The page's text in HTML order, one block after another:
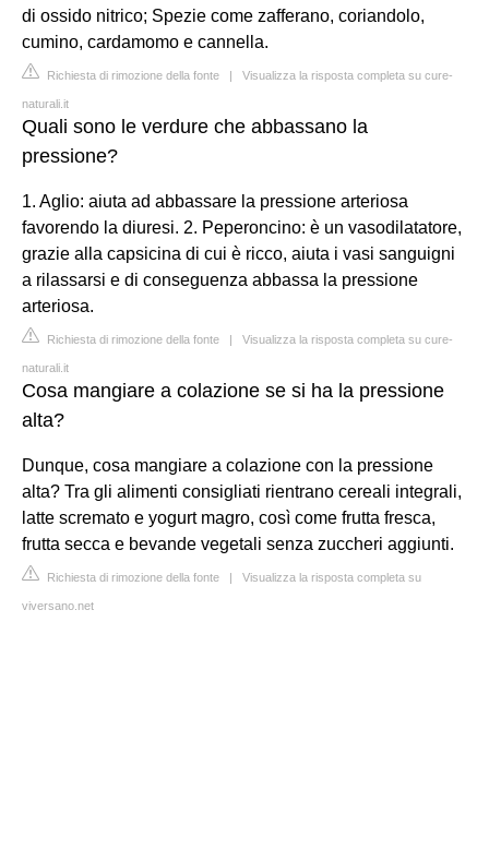
di ossido nitrico; Spezie come zafferano, coriandolo,
cumino, cardamomo e cannella.
Richiesta di rimozione della fonte | Visualizza la risposta completa su cure-
naturali.it
Quali sono le verdure che abbassano la
pressione?
1. Aglio: aiuta ad abbassare la pressione arteriosa
favorendo la diuresi. 2. Peperoncino: è un vasodilatatore,
grazie alla capsicina di cui è ricco, aiuta i vasi sanguigni
a rilassarsi e di conseguenza abbassa la pressione
arteriosa.
Richiesta di rimozione della fonte | Visualizza la risposta completa su cure-
naturali.it
Cosa mangiare a colazione se si ha la pressione
alta?
Dunque, cosa mangiare a colazione con la pressione
alta? Tra gli alimenti consigliati rientrano cereali integrali,
latte scremato e yogurt magro, così come frutta fresca,
frutta secca e bevande vegetali senza zuccheri aggiunti.
Richiesta di rimozione della fonte | Visualizza la risposta completa su
viversano.net